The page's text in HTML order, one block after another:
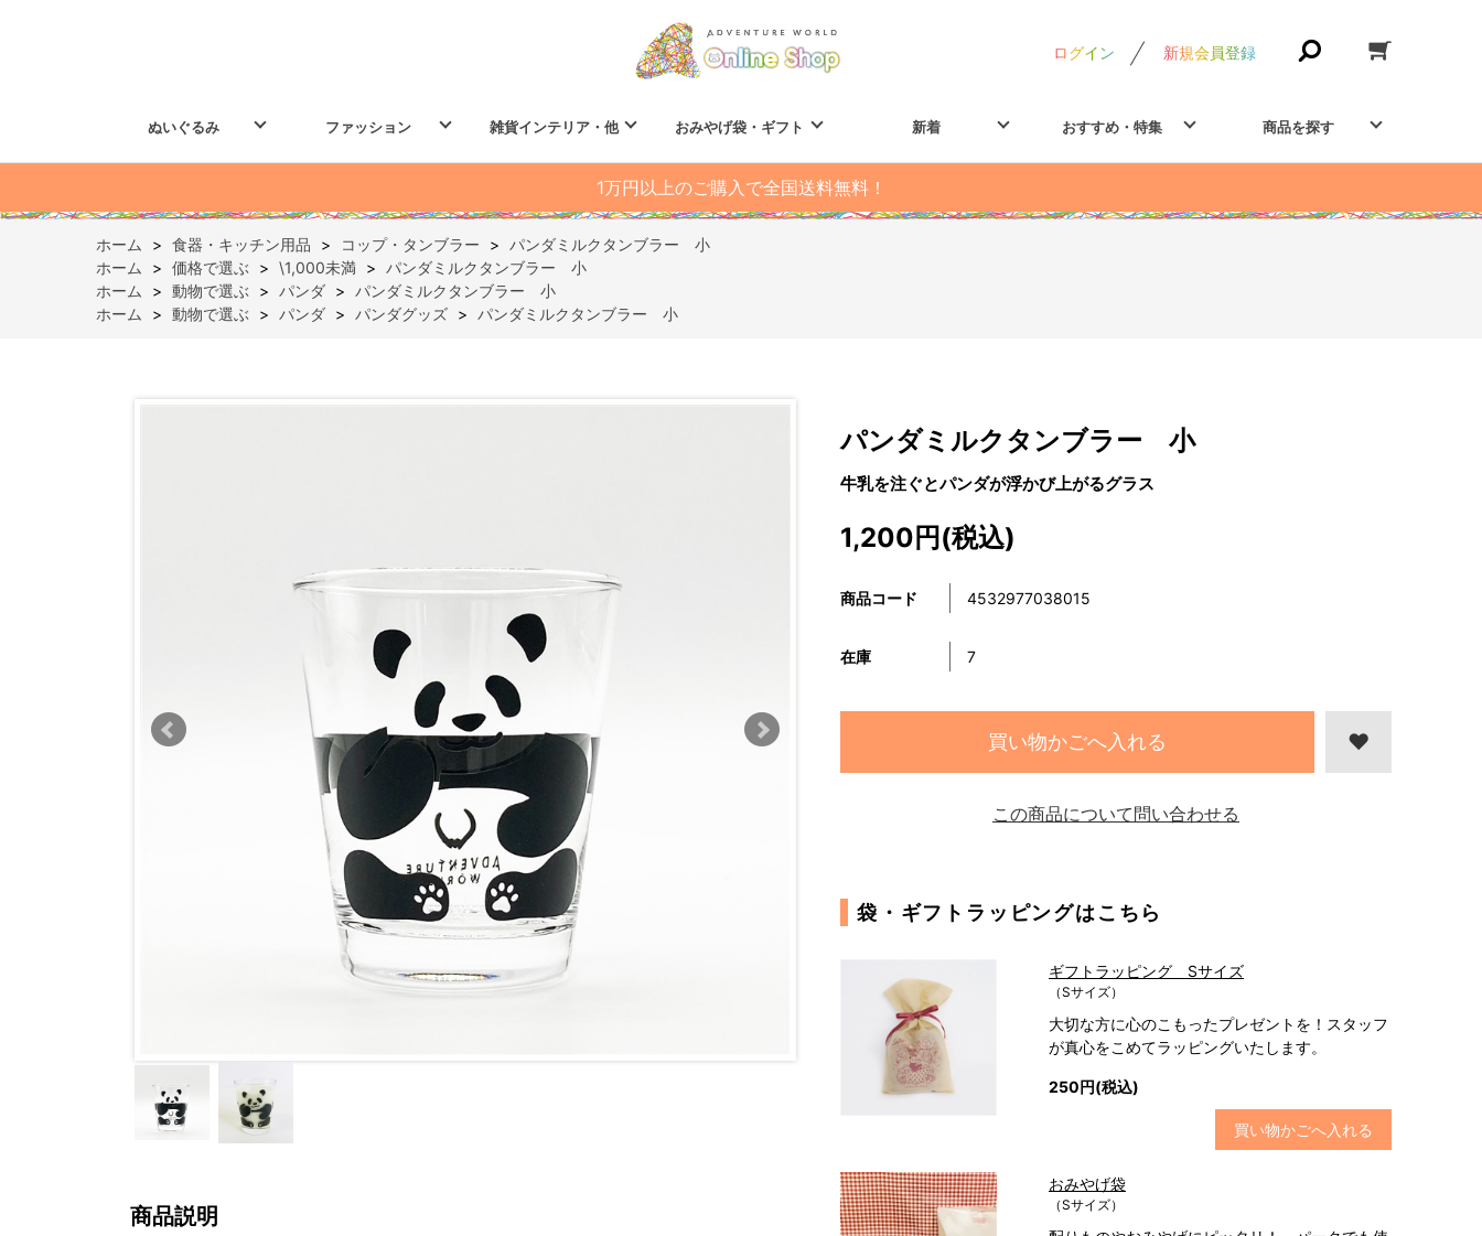
ログイン 新規会員登録
ぬいぐるみ ファッション 雑貨インテリア・他 おみやげ袋・ギフト 新着 おすすめ・特集 商品を探す
1万円以上のご購入で全国送料無料！
ホーム > 食器・キッチン用品 > コップ・タンブラー > パンダミルクタンブラー 小
ホーム
> 価格で選ぶ > \1,000未満 > パンダミルクタンブラー 小
ホーム
> 動物で選ぶ > パンダ > パンダミルクタンブラー 小
ホーム
> 動物で選ぶ > パンダ > パンダグッズ > パンダミルクタンブラー 小
商品説明
牛乳を注ぐとパンダが浮かび上がるグラス
パンダミルクタンブラー 小
1,200円(税込)
商品コード 4532977038015
在庫 7
買い物かごへ入れる
袋・ギフトラッピングはこちら
ギフトラッピング Sサイズ
（Sサイズ）
大切な方に心のこもったプレゼントを！スタッフ
が真心をこめてラッピングいたします。
250円(税込)
買い物かごへ入れる
おみやげ袋
（Sサイズ）
この商品について問い合わせる